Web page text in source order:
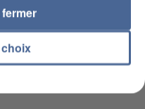
DE LA DZ